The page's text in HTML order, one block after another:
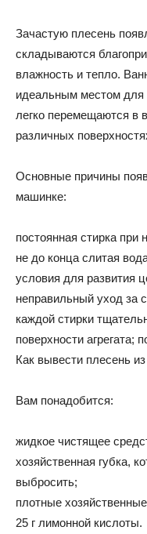
Зачастую плесень
складываются
влажность и тепло.
идеальным местом для
легко перемещаются в
различных
Основные причины
машинке:
постоянная стирка при
не до конца слитая
условия для развития
неправильный уход за
каждой стирки
поверхности агрегата;
Как вывести плесень
Вам понадобится:
жидкое чистящее
хозяйственная губка,
выбросить;
плотные
25 г лимонной кислоты.